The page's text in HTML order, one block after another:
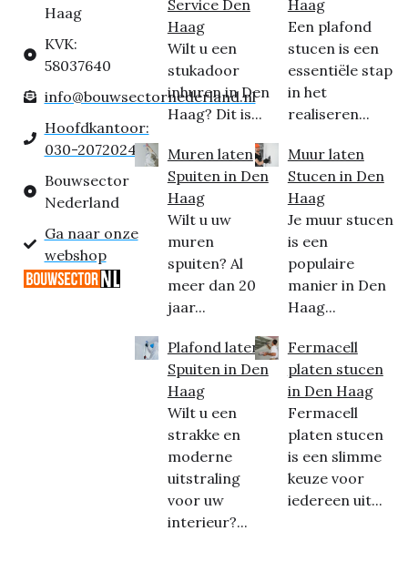
Haag
KVK:
58037640
info@bouwsectornederland.nl
Hoofdkantoor:
030-2072024
Bouwsector
Nederland
Ga naar onze
webshop
Service Den
Haag
Wilt u een
stukadoor
inhuren in Den
Haag? Dit is...
Muren laten
Spuiten in Den
Haag
Wilt u uw
muren
spuiten? Al
meer dan 20
jaar...
Plafond laten
Spuiten in Den
Haag
Wilt u een
strakke en
moderne
uitstraling
voor uw
interieur?...
Haag
Een plafond
stucen is een
essentiële stap
in het
realiseren...
Muur laten
Stucen in Den
Haag
Je muur stucen
is een
populaire
manier in Den
Haag...
Fermacell
platen stucen
in Den Haag
Fermacell
platen stucen
is een slimme
keuze voor
iedereen uit...